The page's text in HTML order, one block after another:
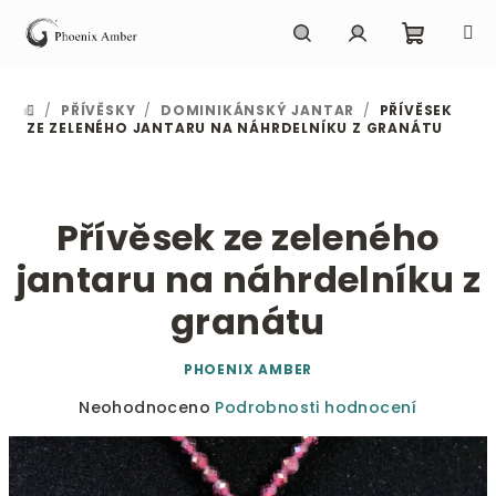
obsah
košík
DOMŮ
/ PŘÍVĚSKY / DOMINIKÁNSKÝ JANTAR /
PŘÍVĚSEK
ZE ZELENÉHO JANTARU NA NÁHRDELNÍKU Z GRANÁTU
Přívěsek ze zeleného
jantaru na náhrdelníku z
granátu
PHOENIX AMBER
Průměrné
produktu
je
Neohodnoceno Podrobnosti hodnocení